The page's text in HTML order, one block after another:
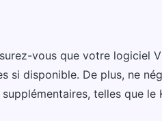
vous que votre logiciel
si disponible. De plus, ne
telles que le